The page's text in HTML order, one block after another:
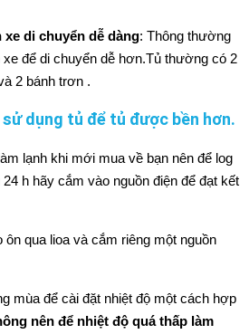
xe di chuyển dễ dàng: Thông thường
xe để di chuyển dễ hơn.Tủ thường có 2
2 bánh trơn .
dụng tủ để tủ được bền hơn.
lạnh khi mới mua về bạn nên để log
h hãy cắm vào nguồn điện để đạt kết
qua lioa và cắm riêng một nguồn
mùa để cài đặt nhiệt độ một cách hợp
nên để nhiệt độ quá thấp làm